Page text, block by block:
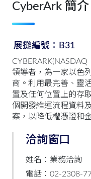
CyberArk 簡介
展攤編號：B31
領導者，為一家以色
商。利用最完善、靈
置及任何位置上的存
個開發維運流程資料
案，以降低權憑證和
洽詢窗口
姓名：業務洽詢
電話：02-2308-